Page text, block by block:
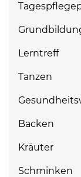
Lerntreff
Tanzen
Backen
Kräuter
Schminken